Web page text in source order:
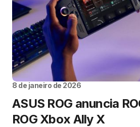
8 de janeiro de 2026
ASUS ROG anuncia
ROG Xbox Ally X